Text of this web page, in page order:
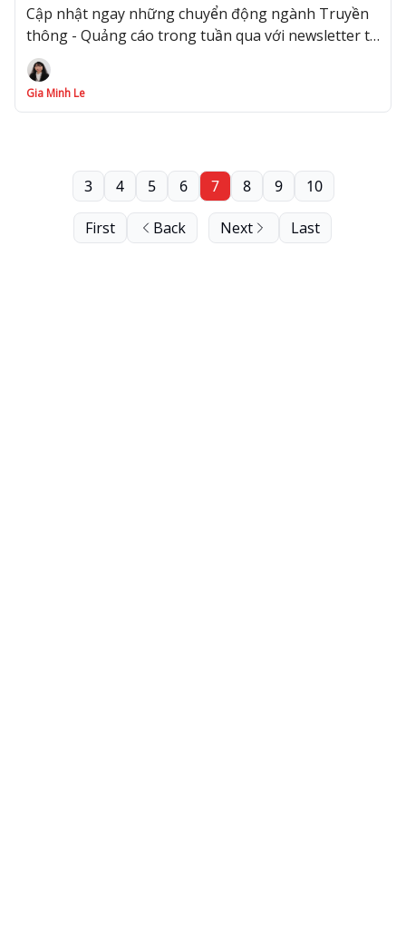
tính năng hẹn giờ gửi tin nhắn
Cập nhật ngay những chuyển động ngành Truyền
thông - Quảng cáo trong tuần qua với newsletter từ
Advertising Vietnam!
Gia Minh Le
First Back
3 4 5 6 7 8 9 10
Next Last